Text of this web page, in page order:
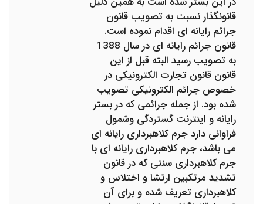
قانونگذار نسبت به تصویب قانون
جرائم رایانه ای اقدام نموده است.
قانون جرائم رایانه ای در سال 1388
به تصویب رسید البته قبل از این
قانون قانون تجارت الکترونیکی در
خصوص جرائم الکترونیکی تصویب
شده بود. از جمله جرائمی که در بستر
رایانه و اینترنت گستردگی وشمول
فراوانی دارد جرم کلاهبرداری رایانه ای
می باشد، جرم کلاهبرداری رایانه ای با
جرم کلاهبرداری سنتی که در قانون
تشدید مرتکبین ارتشا و اختلاس و
کلاهبرداری تعریف شده و برای آن